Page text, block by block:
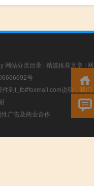
网站分类目录 | 精选推荐文章 | 网
号
到f_fb#foxmail.com说明，我们
广告及商业合作